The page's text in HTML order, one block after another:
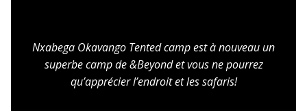
Nxabega Okavango Tented camp est à nouveau un
superbe camp de &Beyond et vous ne pourrez
qu’apprécier l’endroit et les safaris!